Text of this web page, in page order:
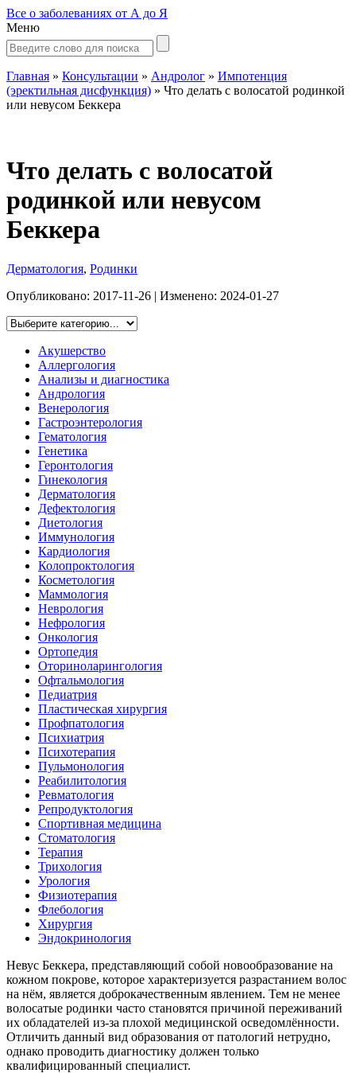
Все о заболеваниях от А до Я
Меню
Главная » Консультации » Андролог » Импотенция
(эректильная дисфункция) » Что делать с волосатой родинкой
или невусом Беккера
Что делать с волосатой
родинкой или невусом
Беккера
Дерматология, Родинки
Опубликовано: 2017-11-26 | Изменено: 2024-01-27
Акушерство
Аллергология
Анализы и диагностика
Андрология
Венерология
Гастроэнтерология
Гематология
Генетика
Геронтология
Гинекология
Дерматология
Дефектология
Диетология
Иммунология
Кардиология
Колопроктология
Косметология
Маммология
Неврология
Нефрология
Онкология
Ортопедия
Оториноларингология
Офтальмология
Педиатрия
Пластическая хирургия
Профпатология
Психиатрия
Психотерапия
Пульмонология
Реабилитология
Ревматология
Репродуктология
Спортивная медицина
Стоматология
Терапия
Трихология
Урология
Физиотерапия
Флебология
Хирургия
Эндокринология
Невус Беккера, представляющий собой новообразование на
кожном покрове, которое характеризуется разрастанием волос
на нём, является доброкачественным явлением. Тем не менее
волосатые родинки часто становятся причиной переживаний
их обладателей из-за плохой медицинской осведомлённости.
Отличить данный вид образования от патологий нетрудно,
однако проводить диагностику должен только
квалифицированный специалист.